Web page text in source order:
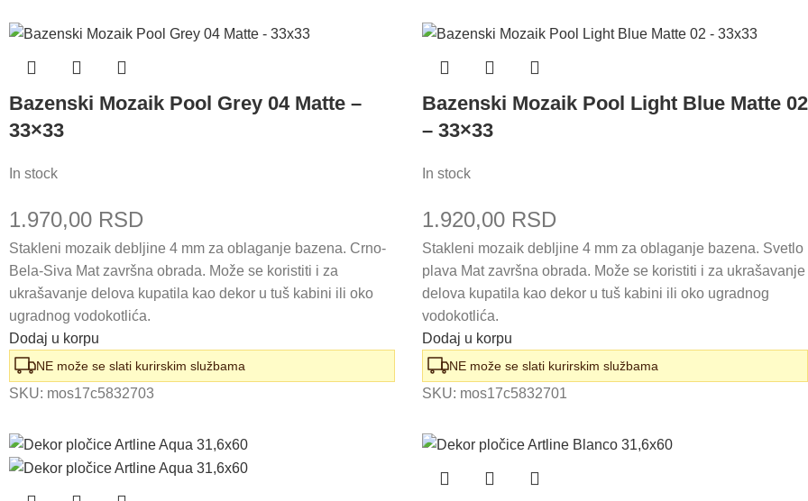
Bazenski Mozaik Pool Grey 04 Matte –
33×33
In stock
1.970,00 RSD
Stakleni mozaik debljine 4 mm za oblaganje bazena. Crno-
Bela-Siva Mat završna obrada. Može se koristiti i za
ukrašavanje delova kupatila kao dekor u tuš kabini ili oko
ugradnog vodokotlića.
Dodaj u korpu
NE može se slati kurirskim službama
SKU: mos17c5832703
Bazenski Mozaik Pool Light Blue Matte 02
– 33×33
In stock
1.920,00 RSD
Stakleni mozaik debljine 4 mm za oblaganje bazena. Svetlo
plava Mat završna obrada. Može se koristiti i za ukrašavanje
delova kupatila kao dekor u tuš kabini ili oko ugradnog
vodokotlića.
Dodaj u korpu
NE može se slati kurirskim službama
SKU: mos17c5832701